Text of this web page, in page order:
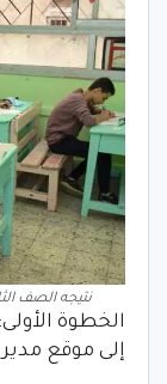
نتيجه الصف الثالث
الخطوة
إلى موقع